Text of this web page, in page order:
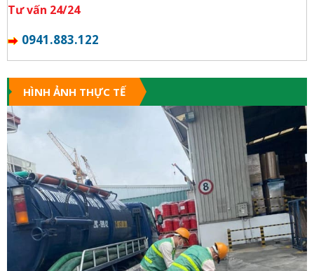
Tư vấn 24/24
0941.883.122
HÌNH ẢNH THỰC TẾ